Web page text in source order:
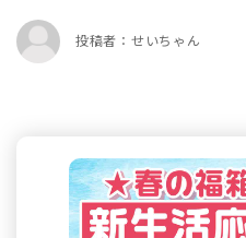
投稿者：せいちゃん